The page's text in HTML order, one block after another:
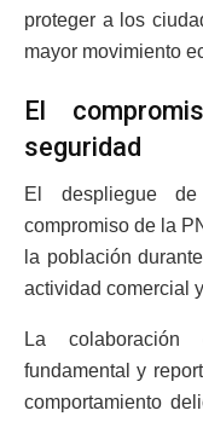
proteger a los
mayor movimiento
El
seguridad
El despliegue
compromiso de la
la población
actividad comercial
La
fundamental y
comportamiento